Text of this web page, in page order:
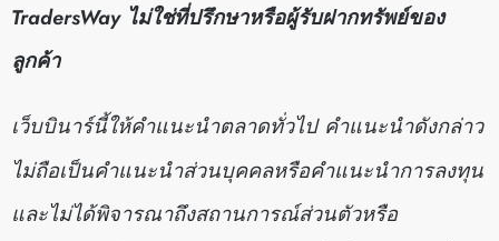
TradersWay ไม่ใช่ที่ปรึกษาหรือผู้รับฝากทรัพย์ของ
ลูกค้า
เว็บบินาร์นี้ให้คำแนะนำตลาดทั่วไป คำแนะนำดังกล่าว
ไม่ถือเป็นคำแนะนำส่วนบุคคลหรือคำแนะนำการลงทุน
และไม่ได้พิจารณาถึงสถานการณ์ส่วนตัวหรือ